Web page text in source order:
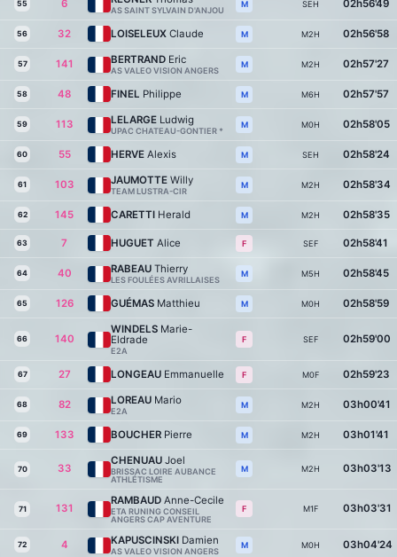
55 6
AS SAINT SYLVAIN D'ANJOU
M SEH 02h56'49
56 32 LOISELEUX Claude M M2H 02h56'58
57 141 BERTRAND Eric
AS VALEO VISION ANGERS
M M2H 02h57'27
58 48 FINEL Philippe M M6H 02h57'57
59 113 LELARGE Ludwig
UPAC CHATEAU-GONTIER *
M M0H 02h58'05
60 55 HERVE Alexis M SEH 02h58'24
61 103 JAUMOTTE Willy
TEAM LUSTRA-CIR
M M2H 02h58'34
62 145 CARETTI Herald M M2H 02h58'35
63 7 HUGUET Alice F SEF 02h58'41
64 40 RABEAU Thierry
LES FOULÉES AVRILLAISES
M M5H 02h58'45
65 126 GUÉMAS Matthieu M M0H 02h58'59
66 140
WINDELS Marie-
Eldrade
E2A
F SEF 02h59'00
67 27 LONGEAU Emmanuelle F M0F 02h59'23
68 82 LOREAU Mario
E2A
M M2H 03h00'41
69 133 BOUCHER Pierre M M2H 03h01'41
70 33
CHENUAU Joel
BRISSAC LOIRE AUBANCE
ATHLÉTISME
M M2H 03h03'13
71 131
RAMBAUD Anne-Cecile
ETA RUNING CONSEIL
ANGERS CAP AVENTURE
F M1F 03h03'31
72 4 KAPUSCINSKI Damien
AS VALEO VISION ANGERS
M M0H 03h04'24